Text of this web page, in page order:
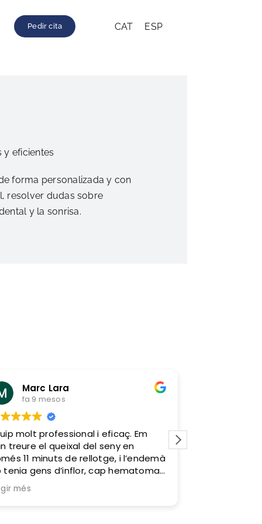
Pedir cita CAT ESP
y eficientes
forma personalizada y con
resolver dudas sobre
y la sonrisa.
Marc Lara
fa 9 mesos
molt professional i eficaç. Em
treure el queixal del seny en
11 minuts de rellotge, i l’endemà
tenia gens d’inflor, cap hematoma
molèstia. Zero sagnats i zero
Em van tractar molt bé i van fer
més